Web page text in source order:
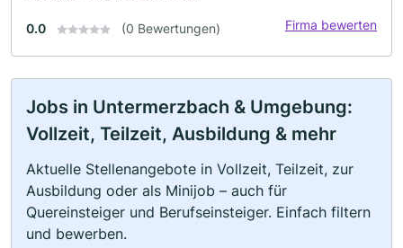
0.0 (0 Bewertungen) Firma bewerten
Jobs in Untermerzbach & Umgebung:
Vollzeit, Teilzeit, Ausbildung & mehr
Aktuelle Stellenangebote in Vollzeit, Teilzeit, zur
Ausbildung oder als Minijob – auch für
Quereinsteiger und Berufseinsteiger. Einfach filtern
und bewerben.